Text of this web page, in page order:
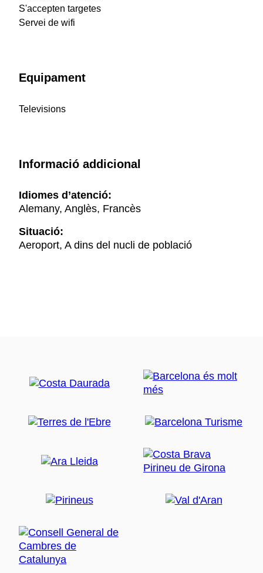
S'accepten targetes
Servei de wifi
Equipament
Televisions
Informació addicional
Idiomes d’atenció:
Alemany, Anglès, Francès
Situació:
Aeroport, A dins del nucli de població